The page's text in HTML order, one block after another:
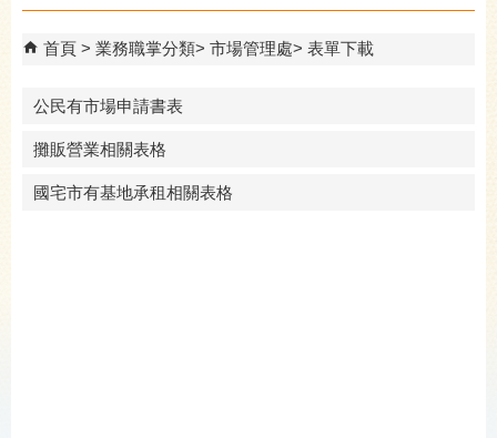
首頁 業務職掌分類 市場管理處 表單下載
公民有市場申請書表
攤販營業相關表格
國宅市有基地承租相關表格